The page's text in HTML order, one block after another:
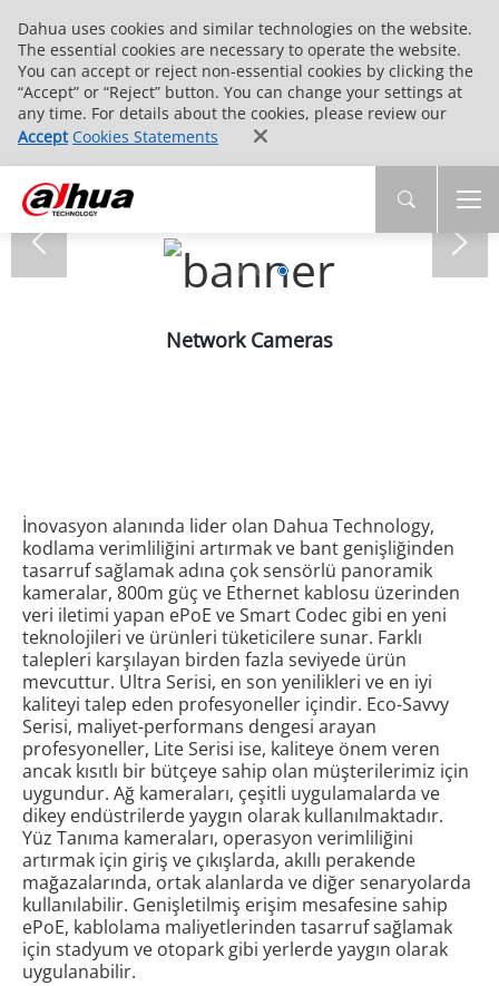
Dahua uses cookies and similar technologies on the website.
The essential cookies are necessary to operate the website.
You can accept or reject non-essential cookies by clicking the
“Accept” or “Reject” button. You can change your settings at
any time. For details about the cookies, please review our
Accept Cookies Statements
Network Cameras
İnovasyon alanında lider olan Dahua Technology,
kodlama verimliliğini artırmak ve bant genişliğinden
tasarruf sağlamak adına çok sensörlü panoramik
kameralar, 800m güç ve Ethernet kablosu üzerinden
veri iletimi yapan ePoE ve Smart Codec gibi en yeni
teknolojileri ve ürünleri tüketicilere sunar. Farklı
talepleri karşılayan birden fazla seviyede ürün
mevcuttur. Ultra Serisi, en son yenilikleri ve en iyi
kaliteyi talep eden profesyoneller içindir. Eco-Savvy
Serisi, maliyet-performans dengesi arayan
profesyoneller, Lite Serisi ise, kaliteye önem veren
ancak kısıtlı bir bütçeye sahip olan müşterilerimiz için
uygundur. Ağ kameraları, çeşitli uygulamalarda ve
dikey endüstrilerde yaygın olarak kullanılmaktadır.
Yüz Tanıma kameraları, operasyon verimliliğini
artırmak için giriş ve çıkışlarda, akıllı perakende
mağazalarında, ortak alanlarda ve diğer senaryolarda
kullanılabilir. Genişletilmiş erişim mesafesine sahip
ePoE, kablolama maliyetlerinden tasarruf sağlamak
için stadyum ve otopark gibi yerlerde yaygın olarak
uygulanabilir.